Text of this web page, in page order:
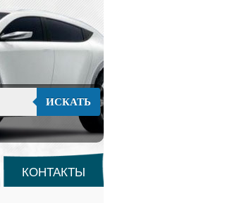
ИСКАТЬ
КОНТАКТЫ